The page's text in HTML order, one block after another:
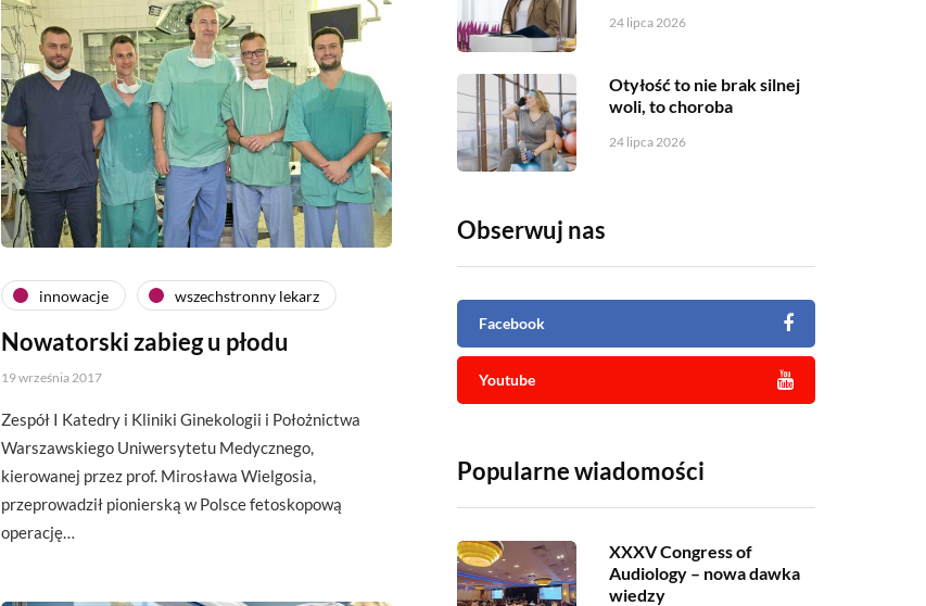
innowacje wszechstronny lekarz
Nowatorski zabieg u płodu
19 września 2017
Zespół I Katedry i Kliniki Ginekologii i Położnictwa
Warszawskiego Uniwersytetu Medycznego,
kierowanej przez prof. Mirosława Wielgosia,
przeprowadził pionierską w Polsce fetoskopową
operację…
24 lipca 2026
Otyłość to nie brak silnej
woli, to choroba
24 lipca 2026
Obserwuj nas
Facebook
Youtube
Popularne wiadomości
XXXV Congress of
Audiology – nowa dawka
wiedzy